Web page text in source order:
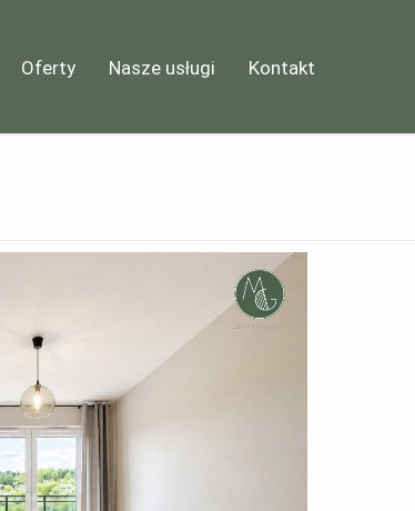
Oferty Nasze usługi Kontakt